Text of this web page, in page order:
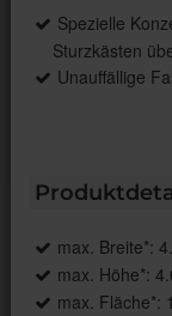
Spezielle
Sturzkästen
Unauffällige
max. Breite*:
max. Höhe*:
max. Fläche*: